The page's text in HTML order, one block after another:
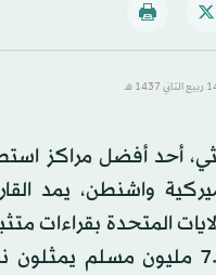
أحد أفضل مراكز
واشنطن، يمد
المتحدة بقراءات